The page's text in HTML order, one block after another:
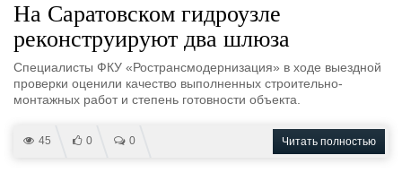
На Саратовском гидроузле
реконструируют два шлюза
Специалисты ФКУ «Ространсмодернизация» в ходе выездной
проверки оценили качество выполненных строительно-
монтажных работ и степень готовности объекта.
45 0 0 Читать полностью